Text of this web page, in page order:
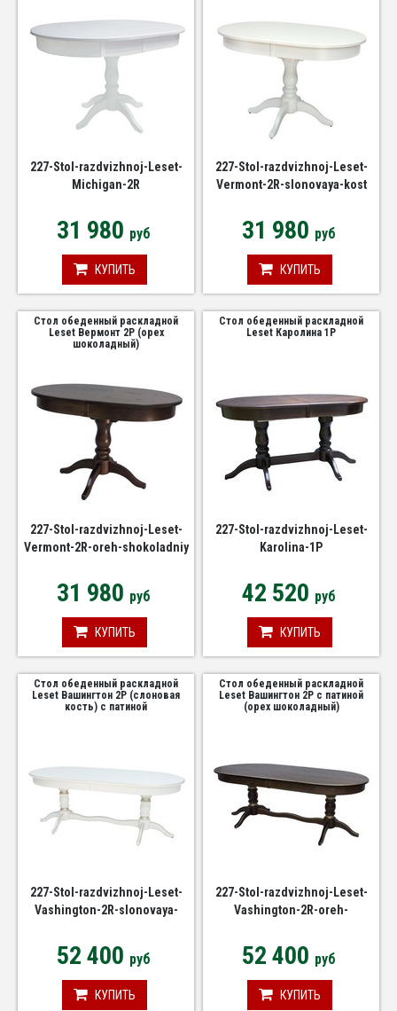
227-Stol-razdvizhnoj-Leset-
Michigan-2R
31 980 руб
КУПИТЬ
227-Stol-razdvizhnoj-Leset-
Vermont-2R-slonovaya-kost
31 980 руб
КУПИТЬ
Стол обеденный раскладной
Leset Вермонт 2Р (орех
шоколадный)
227-Stol-razdvizhnoj-Leset-
Vermont-2R-oreh-shokoladniy
31 980 руб
КУПИТЬ
Стол обеденный раскладной
Leset Каролина 1P
227-Stol-razdvizhnoj-Leset-
Karolina-1P
42 520 руб
КУПИТЬ
Стол обеденный раскладной
Leset Вашингтон 2Р (слоновая
кость) с патиной
227-Stol-razdvizhnoj-Leset-
Vashington-2R-slonovaya-
52 400 руб
КУПИТЬ
Стол обеденный раскладной
Leset Вашингтон 2Р с патиной
(орех шоколадный)
227-Stol-razdvizhnoj-Leset-
Vashington-2R-oreh-
52 400 руб
КУПИТЬ